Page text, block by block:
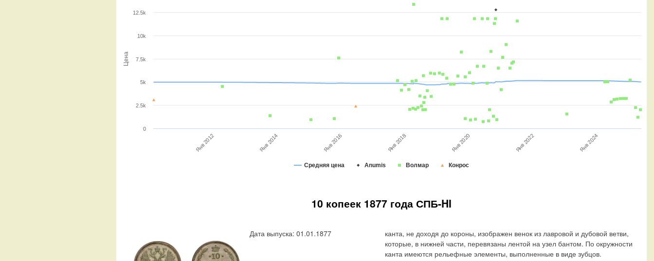
Цена
Средняя цена Anumis Волмар Конрос
Янв 2012 Янв 2014 Янв 2016 Янв 2018 Янв 2020 Янв 2022 Янв 2024
0
2.5k
5k
7.5k
10k
12.5k
10 копеек 1877 года СПБ-HI
Дата выпуска: 01.01.1877
канта, не доходя до короны, изображен венок из лавровой и дубовой ветви,
которые, в нижней части, перевязаны лентой на узел бантом. По окружности
канта имеются рельефные элементы, выполненные в виде зубцов.